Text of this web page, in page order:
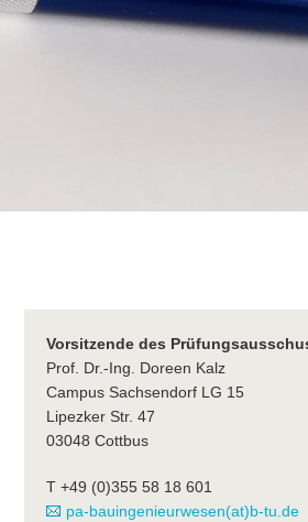
Vorsitzende des
Prof. Dr.-Ing. Doreen Kalz
Campus Sachsendorf LG 15
Lipezker Str. 47
03048 Cottbus
T +49 (0)355 58 18 601
pa-bauingenieurwesen(at)b-tu.de